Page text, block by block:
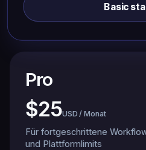
Basic
Pro
$25USD / Monat
Für fortgeschrittene
und Plattformlimits